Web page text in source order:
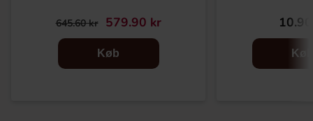
645.60 kr 579.90 kr
Køb Køb